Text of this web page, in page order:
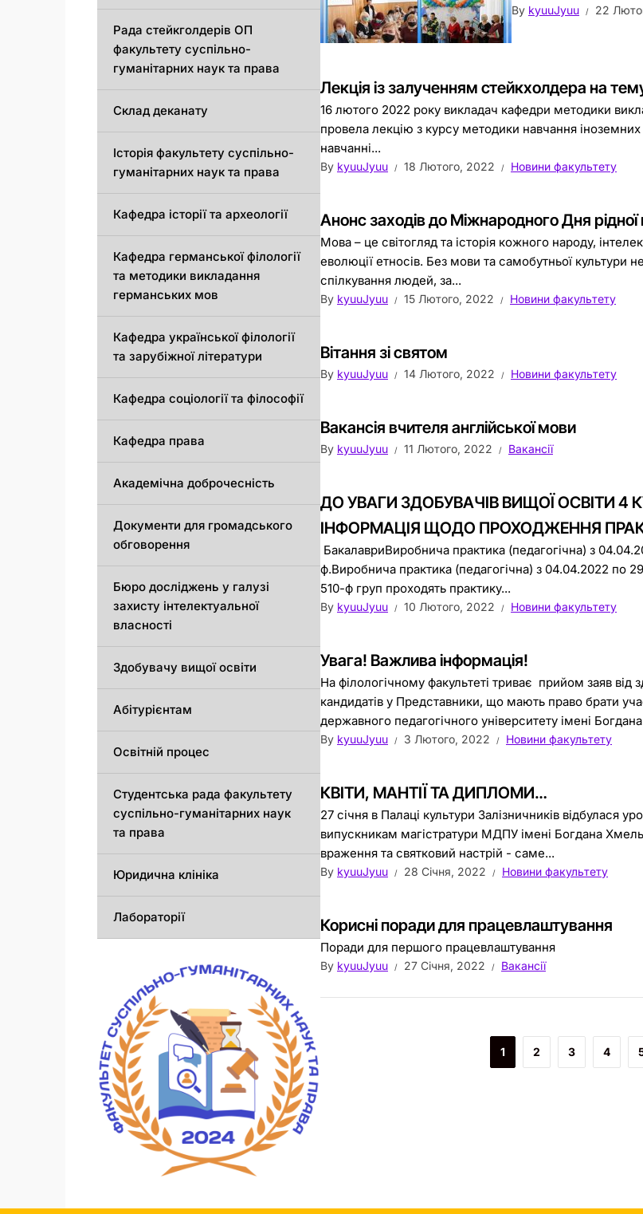
By kyuuJyuu 22
Лекція із залученням стейкхолдера на
16 лютого 2022 року викладач кафедри методики
провела лекцію з курсу методики навчання іноземних
навчанні...
By kyuuJyuu 18 Лютого, 2022 Новини факультету
Анонс заходів до Міжнародного Дня
Мова – це світогляд та історія кожного народу,
еволюції етносів. Без мови та самобутньої
спілкування людей, за...
By kyuuJyuu 15 Лютого, 2022 Новини факультету
Вітання зі святом
By kyuuJyuu 14 Лютого, 2022 Новини факультету
Вакансія вчителя англійської мови
By kyuuJyuu 11 Лютого, 2022 Вакансії
ДО УВАГИ ЗДОБУВАЧІВ ВИЩОЇ ОСВІТИ 4
ІНФОРМАЦІЯ ЩОДО ПРОХОДЖЕННЯ
БакалавриВиробнича практика (педагогічна) з
ф.Виробнича практика (педагогічна) з 04.04.2022 по
510-ф груп проходять практику...
By kyuuJyuu 10 Лютого, 2022 Новини факультету
Увага! Важлива інформація!
На філологічному факультеті триває прийом заяв
кандидатів у Представники, що мають право брати
державного педагогічного університету імені
By kyuuJyuu 3 Лютого, 2022 Новини факультету
КВІТИ, МАНТІЇ ТА ДИПЛОМИ…
27 січня в Палаці культури Залізничників відбулася
випускникам магістратури МДПУ імені Богдана
враження та святковий настрій - саме...
By kyuuJyuu 28 Січня, 2022 Новини факультету
Корисні поради для працевлаштування
Поради для першого працевлаштування
By kyuuJyuu 27 Січня, 2022 Вакансії
1 2 3 4
Рада стейкголдерів ОП
факультету суспільно-
гуманітарних наук та права
Склад деканату
Історія факультету суспільно-
гуманітарних наук та права
Кафедра історії та археології
Кафедрa германської філології
та методики викладання
германських мов
Кафедра української філології
та зарубіжної літератури
Кафедра соціології та філософії
Кафедра права
Академічна доброчесність
Документи для громадського
обговорення
Бюро досліджень у галузі
захисту інтелектуальної
власності
Здобувачу вищої освіти
Абітурієнтам
Освітній процес
Студентська рада факультету
суспільно-гуманітарних наук
та права
Юридична клініка
Лабораторії